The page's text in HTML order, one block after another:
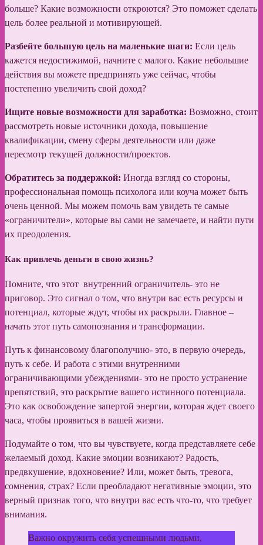
больше? Какие возможности откроются? Это поможет сделать
цель более реальной и мотивирующей.
Разбейте большую цель на маленькие шаги: Если цель
кажется недостижимой, начните с малого. Какие небольшие
действия вы можете предпринять уже сейчас, чтобы
постепенно увеличить свой доход?
Ищите новые возможности для заработка: Возможно, стоит
рассмотреть новые источники дохода, повышение
квалификации, смену сферы деятельности или даже
пересмотр текущей должности/проектов.
Обратитесь за поддержкой: Иногда взгляд со стороны,
профессиональная помощь психолога или коуча может быть
очень ценной. Мы можем помочь вам увидеть те самые
«ограничители», которые вы сами не замечаете, и найти пути
их преодоления.
Как привлечь деньги в свою жизнь?
Помните, что этот внутренний ограничитель- это не
приговор. Это сигнал о том, что внутри вас есть ресурсы и
потенциал, которые ждут, чтобы их раскрыли. Главное –
начать этот путь самопознания и трансформации.
Путь к финансовому благополучию- это, в первую очередь,
путь к себе. И работа с этими внутренними
ограничивающими убеждениями- это не просто устранение
препятствий, это раскрытие вашего истинного потенциала.
Это как освобождение запертой энергии, которая ждет своего
часа, чтобы проявиться в вашей жизни.
Подумайте о том, что вы чувствуете, когда представляете себе
желаемый доход. Какие эмоции возникают? Радость,
предвкушение, вдохновение? Или, может быть, тревога,
сомнения, страх? Если преобладают негативные эмоции, это
верный признак того, что внутри вас есть что-то, что требует
внимания.
Важно окружить себя успешными людьми,